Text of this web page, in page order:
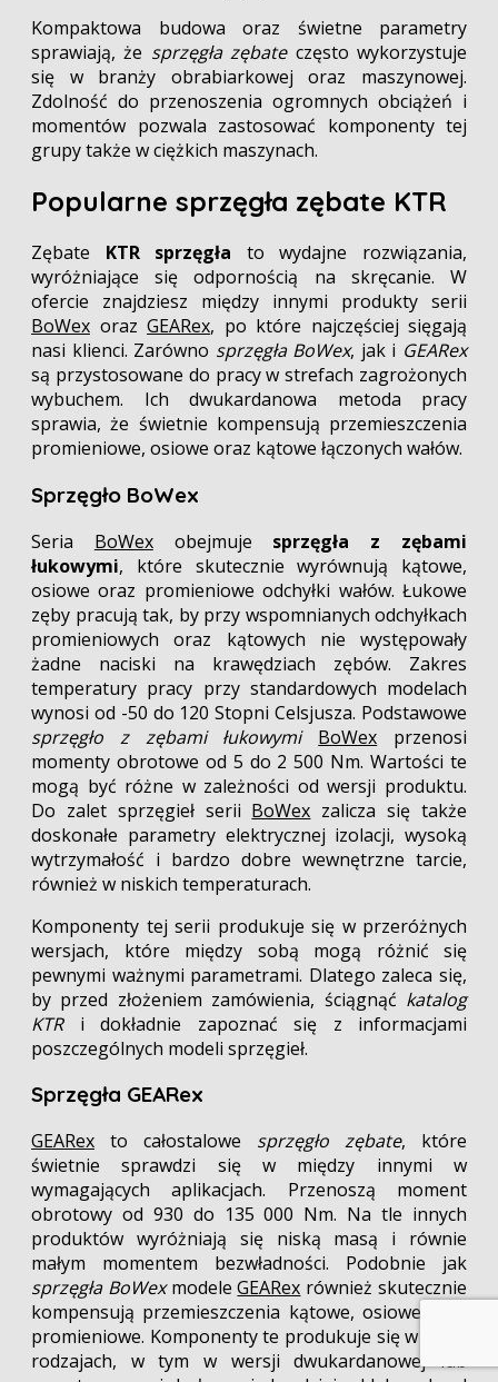
Kompaktowa budowa oraz świetne parametry
sprawiają, że sprzęgła zębateczęsto wykorzystuje
się w branży obrabiarkowej oraz maszynowej.
Zdolność do przenoszenia ogromnych obciążeń i
momentów pozwala zastosować komponenty tej
grupy także w ciężkich maszynach.
Popularne sprzęgła zębate KTR
Zębate KTR sprzęgła to wydajne rozwiązania,
wyróżniające się odpornością na skręcanie. W
ofercie znajdziesz między innymi produkty serii
BoWex oraz GEARex, po które najczęściej sięgają
nasi klienci. Zarówno sprzęgła BoWex, jak i GEARex
są przystosowane do pracy w strefach zagrożonych
wybuchem. Ich dwukardanowa metoda pracy
sprawia, że świetnie kompensują przemieszczenia
promieniowe, osiowe oraz kątowe łączonych wałów.
Sprzęgło BoWex
Seria BoWexobejmuje sprzęgła z zębami
łukowymi, które skutecznie wyrównują kątowe,
osiowe oraz promieniowe odchyłki wałów. Łukowe
zęby pracują tak, by przy wspomnianych odchyłkach
promieniowych oraz kątowych nie występowały
żadne naciski na krawędziach zębów. Zakres
temperatury pracy przy standardowych modelach
wynosi od -50 do 120 Stopni Celsjusza. Podstawowe
sprzęgło z zębami łukowymi
BoWex przenosi
momenty obrotowe od 5 do 2 500 Nm. Wartości te
mogą być różne w zależności od wersji produktu.
Do zalet sprzęgieł serii BoWex zalicza się także
doskonałe parametry elektrycznej izolacji, wysoką
wytrzymałość i bardzo dobre wewnętrzne tarcie,
również w niskich temperaturach.
Komponenty tej serii produkuje się w przeróżnych
wersjach, które między sobą mogą różnić się
pewnymi ważnymi parametrami. Dlatego zaleca się,
by przed złożeniem zamówienia, ściągnąć katalog
KTRi dokładnie zapoznać się z informacjami
poszczególnych modeli sprzęgieł.
Sprzęgła GEARex
GEARex to całostalowe sprzęgło zębate, które
świetnie sprawdzi się w między innymi w
wymagających aplikacjach. Przenoszą moment
obrotowy od 930 do 135 000 Nm. Na tle innych
produktów wyróżniają się niską masą i równie
małym momentem bezwładności. Podobnie jak
sprzęgła BoWexmodeleGEARex również skutecznie
kompensują przemieszczenia kątowe, osiowe oraz
promieniowe. Komponenty te produkuje się w wielu
rodzajach, w tym w wersji dwukardanowej lub